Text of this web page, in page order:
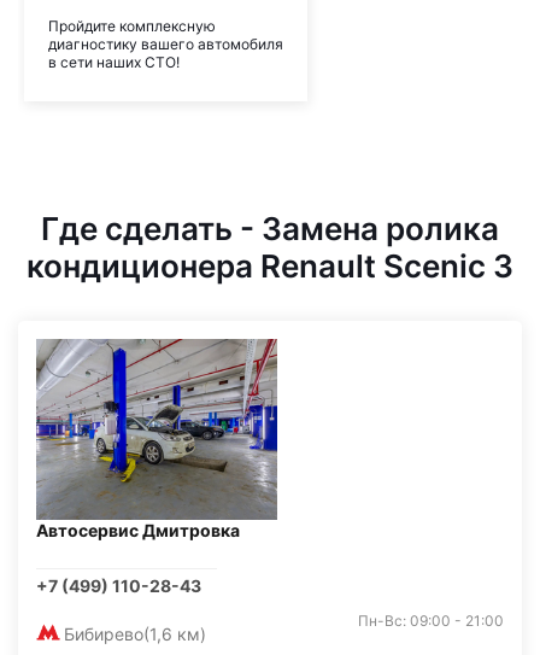
Пройдите комплексную
диагностику вашего автомобиля
в сети наших СТО!
Где сделать - Замена ролика
кондиционера Renault Scenic 3
Автосервис Дмитровка
+7 (499) 110-28-43
Бибирево(1,6 км)
Пн-Вс: 09:00 - 21:00